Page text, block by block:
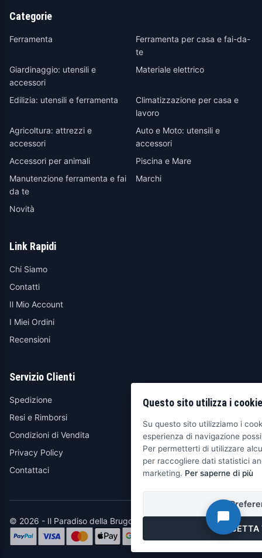
Categorie
Ferramenta
Ferramenta per casa e fai-da-
te
Giardinaggio: utensili e
accessori
Materiale elettrico
Edilizia: utensili e ferramenta
Climatizzazione per casa e
lavoro
Agricoltura: attrezzi e
accessori
Auto e Moto: utensili e
accessori
Accessori per animali
Piscina e Mare
Manutenzione ferramenta e fai
da te
Marchi
Novità
Link Rapidi
Chi Siamo
Contatti
Il Mio Account
I Miei Ordini
Recensioni
Servizio Clienti
Spedizione
Resi e Rimborsi
Condizioni di Vendita
Privacy Policy
Contattaci
© 2026 - Il Paradiso della Brugola
Questo sito utilizza i cookie
Su questo sito utilizziamo i
esperienza di navigazione
Per permetterti di utilizzare
per raccogliere dati statistici
marketing. Per saperne di più